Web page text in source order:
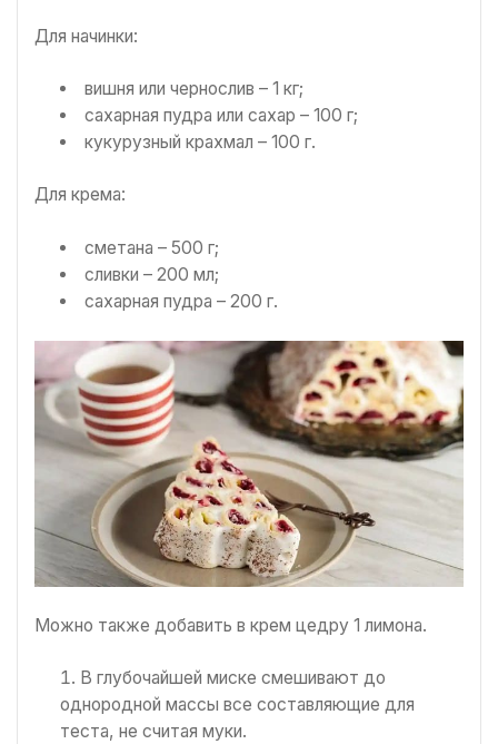
Для начинки:
вишня или чернослив – 1 кг;
сахарная пудра или сахар – 100 г;
кукурузный крахмал – 100 г.
Для крема:
сметана – 500 г;
сливки – 200 мл;
сахарная пудра – 200 г.
Можно также добавить в крем цедру 1 лимона.
В глубочайшей миске смешивают до
однородной массы все составляющие для
теста, не считая муки.